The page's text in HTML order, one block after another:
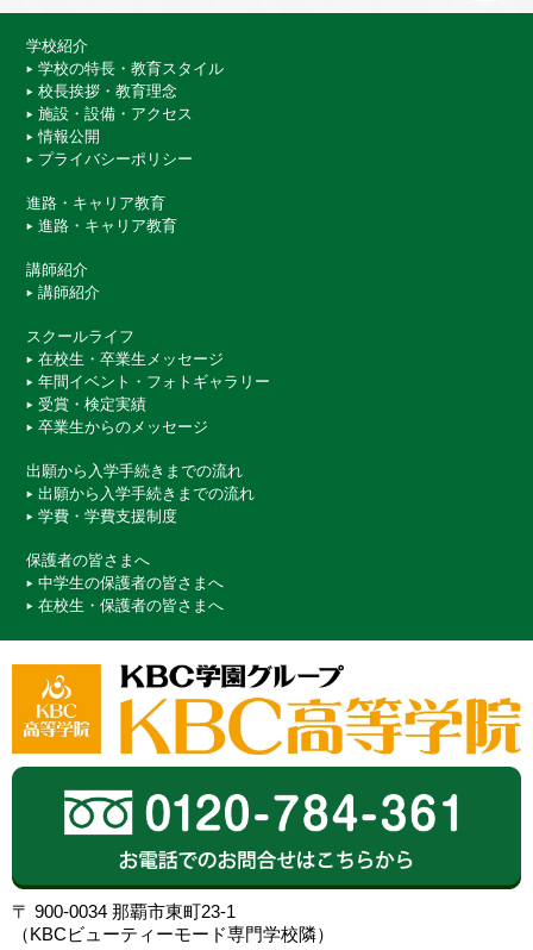
学校紹介
学校の特長・教育スタイル
校長挨拶・教育理念
施設・設備・アクセス
情報公開
プライバシーポリシー
進路・キャリア教育
進路・キャリア教育
講師紹介
講師紹介
スクールライフ
在校生・卒業生メッセージ
年間イベント・フォトギャラリー
受賞・検定実績
卒業生からのメッセージ
出願から入学手続きまでの流れ
出願から入学手続きまでの流れ
学費・学費支援制度
保護者の皆さまへ
中学生の保護者の皆さまへ
在校生・保護者の皆さまへ
〒 900-0034 那覇市東町23-1
（KBCビューティーモード専門学校隣）